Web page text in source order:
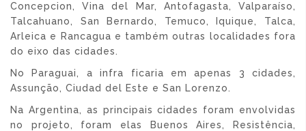
Concepcion, Vina del Mar, Antofagasta, Valparaíso,
Talcahuano, San Bernardo, Temuco, Iquique, Talca,
Arleica e Rancagua e também outras localidades fora
do eixo das cidades.
No Paraguai, a infra ficaria em apenas 3 cidades,
Assunção, Ciudad del Este e San Lorenzo.
Na Argentina, as principais cidades foram envolvidas
no projeto, foram elas Buenos Aires, Resistência,